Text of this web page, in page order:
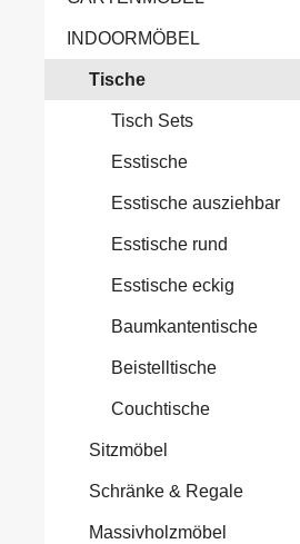
INDOORMÖBEL
Tische
Tisch Sets
Esstische
Esstische ausziehbar
Esstische rund
Esstische eckig
Baumkantentische
Beistelltische
Couchtische
Sitzmöbel
Schränke & Regale
Massivholzmöbel